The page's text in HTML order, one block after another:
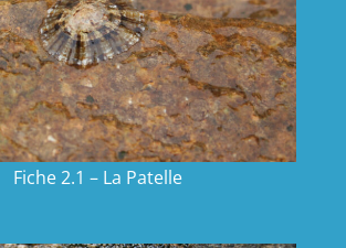
Fiche 2.1 – La Patelle